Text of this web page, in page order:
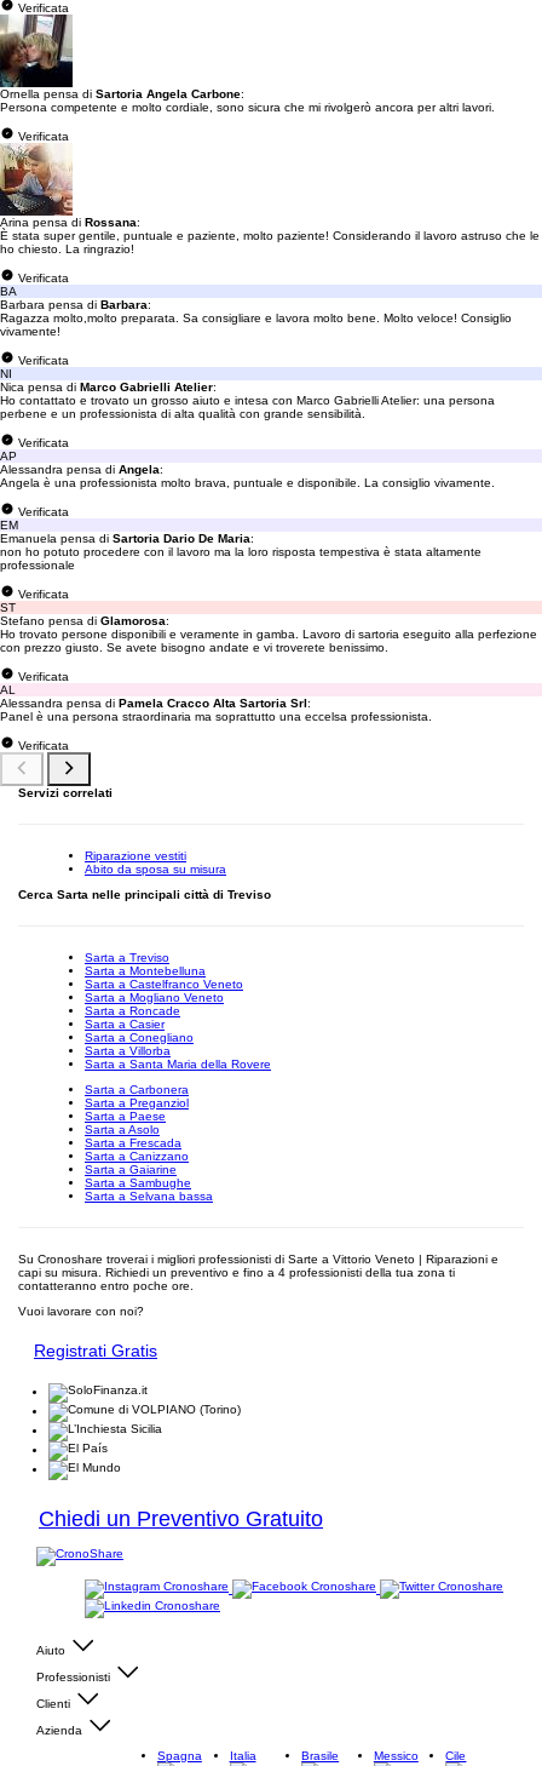
Verificata
Ornella pensa di Sartoria Angela Carbone:
Persona competente e molto cordiale, sono sicura che mi rivolgerò ancora per altri lavori.
Verificata
Arina pensa di Rossana:
È stata super gentile, puntuale e paziente, molto paziente! Considerando il lavoro astruso che le
ho chiesto. La ringrazio!
Verificata
BA
Barbara pensa di Barbara:
Ragazza molto,molto preparata. Sa consigliare e lavora molto bene. Molto veloce! Consiglio
vivamente!
Verificata
NI
Nica pensa di Marco Gabrielli Atelier:
Ho contattato e trovato un grosso aiuto e intesa con Marco Gabrielli Atelier: una persona
perbene e un professionista di alta qualità con grande sensibilità.
Verificata
AP
Alessandra pensa di Angela:
Angela è una professionista molto brava, puntuale e disponibile. La consiglio vivamente.
Verificata
EM
Emanuela pensa di Sartoria Dario De Maria:
non ho potuto procedere con il lavoro ma la loro risposta tempestiva è stata altamente
professionale
Verificata
ST
Stefano pensa di Glamorosa:
Ho trovato persone disponibili e veramente in gamba. Lavoro di sartoria eseguito alla perfezione
con prezzo giusto. Se avete bisogno andate e vi troverete benissimo.
Verificata
AL
Alessandra pensa di Pamela Cracco Alta Sartoria Srl:
Panel è una persona straordinaria ma soprattutto una eccelsa professionista.
Verificata
Servizi correlati
Riparazione vestiti
Abito da sposa su misura
Cerca Sarta nelle principali città di Treviso
Sarta a Treviso
Sarta a Montebelluna
Sarta a Castelfranco Veneto
Sarta a Mogliano Veneto
Sarta a Roncade
Sarta a Casier
Sarta a Conegliano
Sarta a Villorba
Sarta a Santa Maria della Rovere
Sarta a Carbonera
Sarta a Preganziol
Sarta a Paese
Sarta a Asolo
Sarta a Frescada
Sarta a Canizzano
Sarta a Gaiarine
Sarta a Sambughe
Sarta a Selvana bassa
Su Cronoshare troverai i migliori professionisti di Sarte a Vittorio Veneto | Riparazioni e
capi su misura. Richiedi un preventivo e fino a 4 professionisti della tua zona ti
contatteranno entro poche ore.
Vuoi lavorare con noi?
Registrati Gratis
Chiedi un Preventivo Gratuito
Aiuto
Professionisti
Clienti
Azienda
Spagna
Italia Brasile Messico Cile